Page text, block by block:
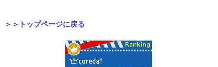
＞＞ トップページに戻る